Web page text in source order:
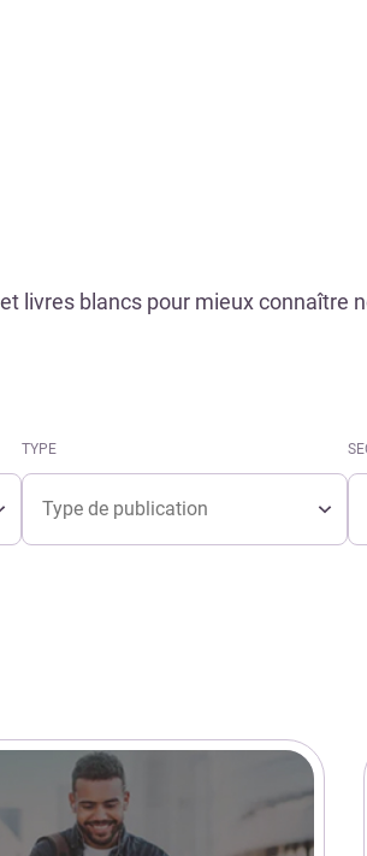
livres blancs pour mieux connaître
TYPE
Type
Type